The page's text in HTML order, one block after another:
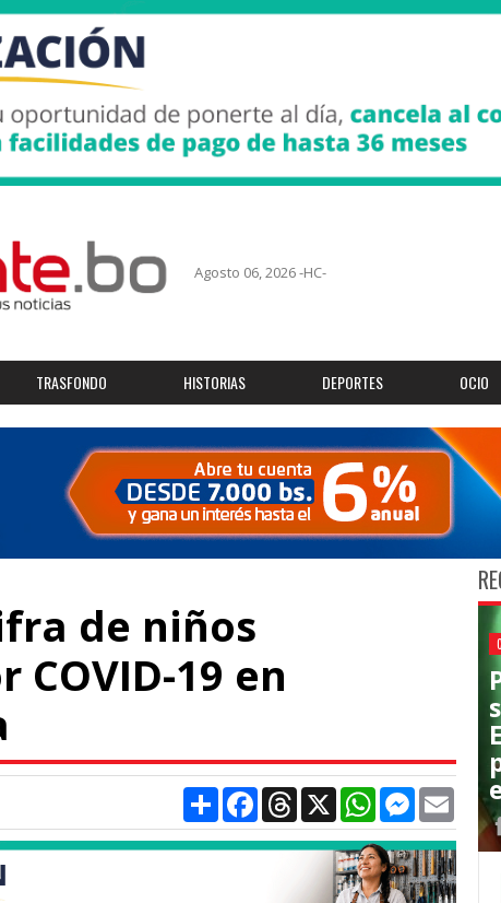
Agosto 06, 2026 -HC-
TRASFONDO HISTORIAS DEPORTES OCIO
de niños
19 en
CompartirFacebookThreads
X WhatsAppMessenger
Email